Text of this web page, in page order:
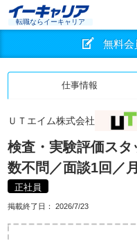
転職ならイーキャリア
無料会
仕事情報
ＵＴエイム株式会社
検査・実験評価ス
数不問／面談1回／
正社員
掲載終了日： 2026/7/23